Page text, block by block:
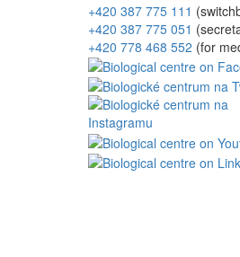
+420 387 775 111
+420 387 775 051
+420 778 468 552 (for